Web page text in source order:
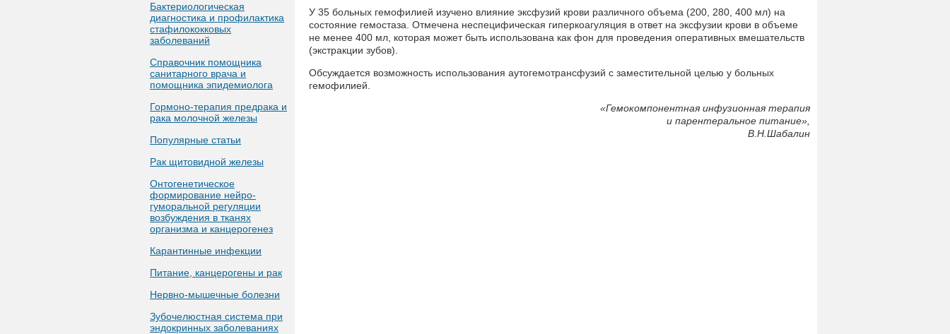
Бактериологическая
диагностика и профилактика
стафилококковых
заболеваний
Справочник помощника
санитарного врача и
помощника эпидемиолога
Гормоно-терапия предрака и
рака молочной железы
Популярные статьи
Рак щитовидной железы
Онтогенетическое
формирование нейро-
гуморальной регуляции
возбуждения в тканях
организма и канцерогенез
Карантинные инфекции
Питание, канцерогены и рак
Нервно-мышечные болезни
Зубочелюстная система при
эндокринных заболеваниях
У 35 больных гемофилией изучено влияние эксфузий крови различного объема (200, 280, 400 мл) на
состояние гемостаза. Отмечена неспецифическая гиперкоагуляция в ответ на эксфузии крови в объеме
не менее 400 мл, которая может быть использована как фон для проведения оперативных вмешательств
(экстракции зубов).
Обсуждается возможность использования аутогемотрансфузий с заместительной целью у больных
гемофилией.
«Гемокомпонентная инфузионная терапия
и парентеральное питание»,
В.Н.Шабалин